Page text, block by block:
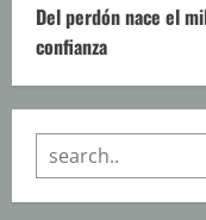
Del perdón nace el
confianza
SEARCH